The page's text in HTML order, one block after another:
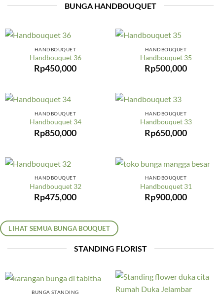
BUNGA HANDBOUQUET
HANDBOUQUET
Handbouquet 36
Rp450,000
HANDBOUQUET
Handbouquet 35
Rp500,000
HANDBOUQUET
Handbouquet 34
Rp850,000
HANDBOUQUET
Handbouquet 33
Rp650,000
HANDBOUQUET
Handbouquet 32
Rp475,000
HANDBOUQUET
Handbouquet 31
Rp900,000
LIHAT SEMUA BUNGA BOUQUET
STANDING FLORIST
BUNGA STANDING